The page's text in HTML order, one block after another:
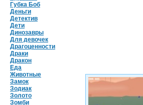
Губка Боб
Деньги
Детектив
Дети
Динозавры
Для девочек
Драгоценности
Драки
Дракон
Еда
Животные
Замок
Зодиак
Золото
Зомби